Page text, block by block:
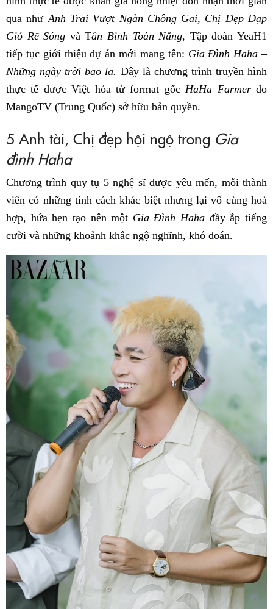
qua như Anh Trai Vượt Ngàn Chông Gai, Chị Đẹp Đạp
Gió Rẽ Sóng và Tân Binh Toàn Năng, Tập đoàn YeaH1
tiếp tục giới thiệu dự án mới mang tên: Gia Đình Haha –
Những ngày trời bao la. Đây là chương trình truyền hình
thực tế được Việt hóa từ format gốc HaHa Farmerdo
MangoTV (Trung Quốc) sở hữu bản quyền.
5 Anh tài, Chị đẹp hội ngộ trong Gia
đình Haha
Chương trình quy tụ 5 nghệ sĩ được yêu mến, mỗi thành
viên có những tính cách khác biệt nhưng lại vô cùng hoà
hợp, hứa hẹn tạo nên một Gia Đình Haha đầy ắp tiếng
cười và những khoảnh khắc ngộ nghĩnh, khó đoán.